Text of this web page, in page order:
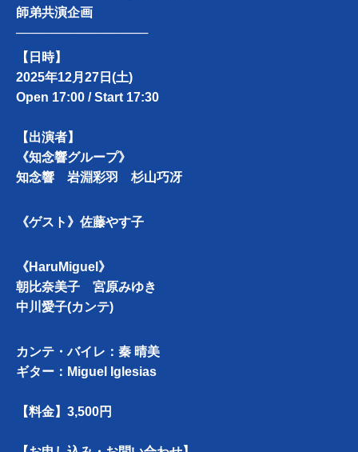
師弟共演企画
───────────────
【日時】
2025年12月27日(土)
Open 17:00 / Start 17:30
【出演者】
《知念響グループ》
知念響 岩淵彩羽 杉山巧冴
《ゲスト》佐藤やす子
《HaruMiguel》
朝比奈美子 宮原みゆき
中川愛子(カンテ)
カンテ・バイレ：秦 晴美
ギター：Miguel Iglesias
【料金】3,500円